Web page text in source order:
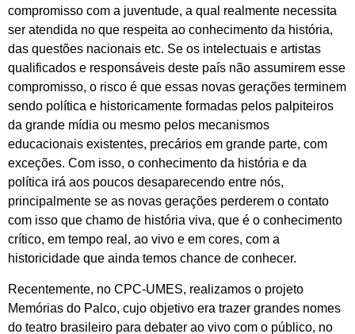
compromisso com a juventude, a qual realmente necessita
ser atendida no que respeita ao conhecimento da história,
das questões nacionais etc. Se os intelectuais e artistas
qualificados e responsáveis deste país não assumirem esse
compromisso, o risco é que essas novas gerações terminem
sendo política e historicamente formadas pelos palpiteiros
da grande mídia ou mesmo pelos mecanismos
educacionais existentes, precários em grande parte, com
exceções. Com isso, o conhecimento da história e da
política irá aos poucos desaparecendo entre nós,
principalmente se as novas gerações perderem o contato
com isso que chamo de história viva, que é o conhecimento
crítico, em tempo real, ao vivo e em cores, com a
historicidade que ainda temos chance de conhecer.
Recentemente, no CPC-UMES, realizamos o projeto
Memórias do Palco, cujo objetivo era trazer grandes nomes
do teatro brasileiro para debater ao vivo com o público, no